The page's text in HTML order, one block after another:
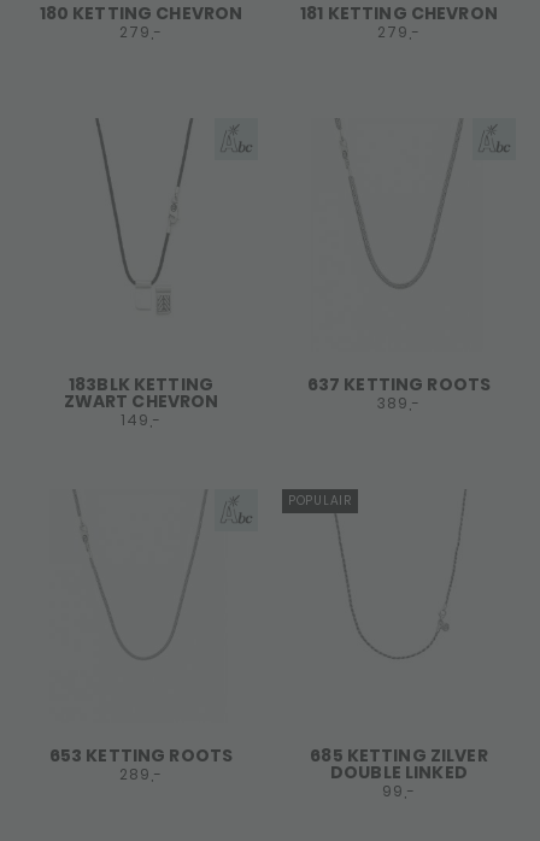
180 KETTING CHEVRON
279,-
181 KETTING CHEVRON
279,-
183BLK KETTING
ZWART CHEVRON
149,-
637 KETTING ROOTS
389,-
653 KETTING ROOTS
289,-
POPULAIR
685 KETTING ZILVER
DOUBLE LINKED
99,-